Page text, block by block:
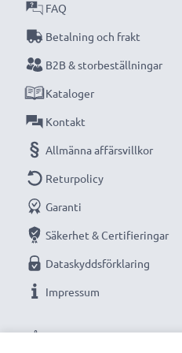
VÅRA
FAQ
Betalning och frakt
B2B & storbeställningar
Kataloger
Kontakt
Allmänna affärsvillkor
Returpolicy
Garanti
Säkerhet & Certifieringar
Dataskyddsförklaring
Impressum